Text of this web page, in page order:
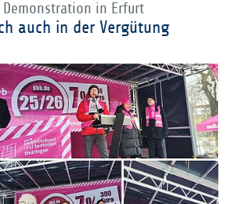
Demonstration in Erfurt
auch in der Vergütung